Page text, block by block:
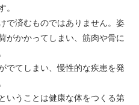
で済むものではありません。姿
がかかってしまい、筋肉や骨に
でてしまい、慢性的な疾患を発
いうことは健康な体をつくる第